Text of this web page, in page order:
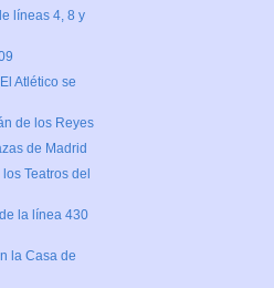
líneas 4, 8 y
Atlético se
de los Reyes
de Madrid
Teatros del
la línea 430
la Casa de